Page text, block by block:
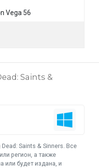
Vega 56
Saints &
Saints & Sinners. Все
регион, а также
или будет издана, и